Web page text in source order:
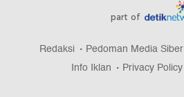
part of
Redaksi Pedoman Media Siber
Info Iklan
Privacy Policy